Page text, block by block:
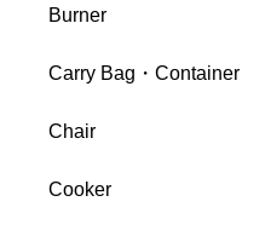
Burner
Carry Bag・Container
Chair
Cooker